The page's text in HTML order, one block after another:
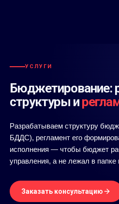
УСЛУГИ
Бюджетирование:
структуры и
Разрабатываем структуру
БДДС), регламент его
исполнения — чтобы бюджет
управления, а не лежал в папке
Заказать консультацию